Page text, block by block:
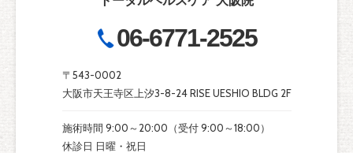
06-6771-2525
〒543-0002
大阪市天王寺区上汐3-8-24 RISE UESHIO BLDG 2F
施術時間 9:00～20:00（受付 9:00～18:00）
休診日 日曜・祝日